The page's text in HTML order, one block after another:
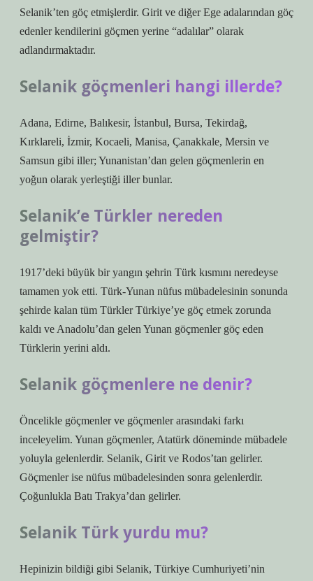
Selanik’ten göç etmişlerdir. Girit ve diğer Ege adalarından göç
edenler kendilerini göçmen yerine “adalılar” olarak
adlandırmaktadır.
Selanik göçmenleri hangi illerde?
Adana, Edirne, Balıkesir, İstanbul, Bursa, Tekirdağ,
Kırklareli, İzmir, Kocaeli, Manisa, Çanakkale, Mersin ve
Samsun gibi iller; Yunanistan’dan gelen göçmenlerin en
yoğun olarak yerleştiği iller bunlar.
Selanik’e Türkler nereden
gelmiştir?
1917’deki büyük bir yangın şehrin Türk kısmını neredeyse
tamamen yok etti. Türk-Yunan nüfus mübadelesinin sonunda
şehirde kalan tüm Türkler Türkiye’ye göç etmek zorunda
kaldı ve Anadolu’dan gelen Yunan göçmenler göç eden
Türklerin yerini aldı.
Selanik göçmenlere ne denir?
Öncelikle göçmenler ve göçmenler arasındaki farkı
inceleyelim. Yunan göçmenler, Atatürk döneminde mübadele
yoluyla gelenlerdir. Selanik, Girit ve Rodos’tan gelirler.
Göçmenler ise nüfus mübadelesinden sonra gelenlerdir.
Çoğunlukla Batı Trakya’dan gelirler.
Selanik Türk yurdu mu?
Hepinizin bildiği gibi Selanik, Türkiye Cumhuriyeti’nin